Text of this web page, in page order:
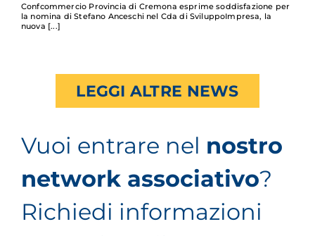
Confcommercio Provincia di Cremona esprime soddisfazione per
la nomina di Stefano Anceschi nel Cda di SviluppoImpresa, la
nuova
LEGGI ALTRE NEWS
Vuoi entrare nel nostro
network associativo?
Richiedi informazioni